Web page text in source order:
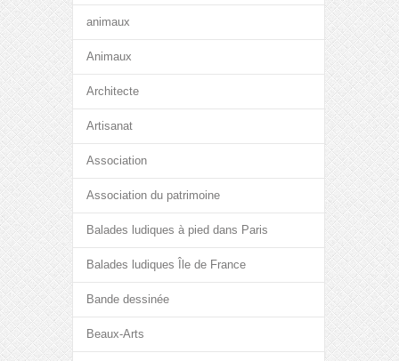
animaux
Animaux
Architecte
Artisanat
Association
Association du patrimoine
Balades ludiques à pied dans Paris
Balades ludiques Île de France
Bande dessinée
Beaux-Arts